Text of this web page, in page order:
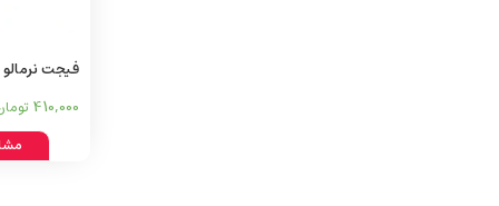
فیجت
سایز بزرگ
410,000